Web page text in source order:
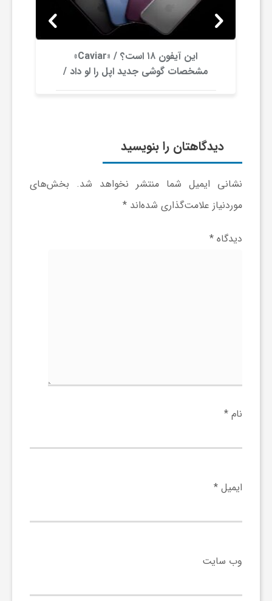
این آیفون ۱۸ است؟ / «Caviar»
مشخصات گوشی جدید اپل را لو داد /
عکس
دیدگاهتان را بنویسید
نشانی ایمیل شما منتشر نخواهد شد. بخش‌های
موردنیاز علامت‌گذاری شده‌اند *
دیدگاه *
نام *
ایمیل *
وب‌ سایت